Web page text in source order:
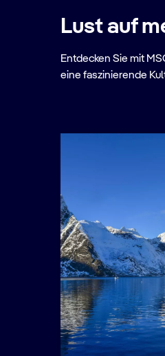
Lust auf
Entdecken Sie mit
eine faszinierende